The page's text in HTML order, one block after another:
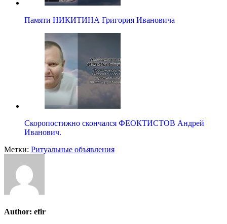
Памяти НИКИТИНА Григория Ивановича
Скоропостижно скончался ФЕОКТИСТОВ Андрей
Иванович.
Метки: Ритуальные объявления
Author: efir